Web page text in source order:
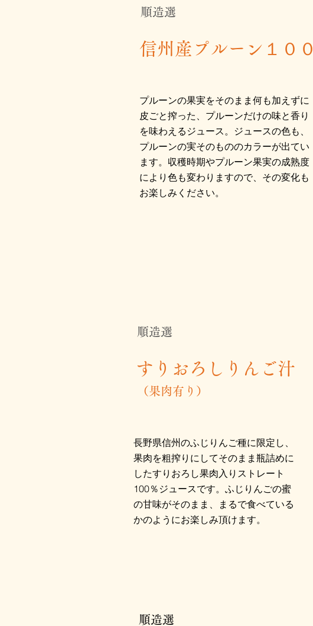
順造選
信州産プルーン１００
プルーンの果実をそのまま何も加えずに
皮ごと搾った、プルーンだけの味と香り
を味わえるジュース。ジュースの色も、
プルーンの実そのもののカラーが出てい
ます。収穫時期やプルーン果実の成熟度
により色も変わりますので、その変化も
お楽しみください。
順造選
すりおろしりんご汁
（果肉有り）
長野県信州のふじりんご種に限定し、
果肉を粗搾りにしてそのまま瓶詰めに
したすりおろし果肉入りストレート
100％ジュースです。ふじりんごの蜜
の甘味がそのまま、まるで食べている
かのようにお楽しみ頂けます。
順造選